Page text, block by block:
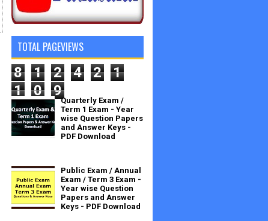
TOTAL PAGEVIEWS
8 1 2 4 2
1
1
0 9
Quarterly Exam /
Term 1 Exam - Year
wise Question Papers
and Answer Keys -
PDF Download
Public Exam / Annual
Exam / Term 3 Exam -
Year wise Question
Papers and Answer
Keys - PDF Download